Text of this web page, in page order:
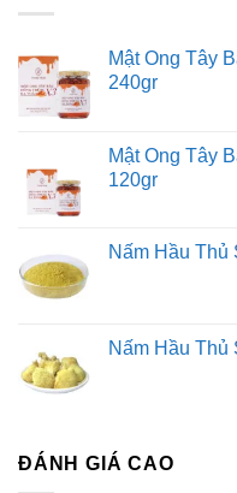
Languedoc Roussillon
Pyrenees
Đường hầm
rượu vang tuyệt vời .
được biết đến như một
bạn cần biết gì về The
có được rượu vang ngon?
Đây là một hướng dẫn
Julien Vaché, một
Roussillon, phác thảo.
tìm và nếu bạn đến
nghỉ ở xứ sở rượu vang.
Hướng dẫn về
Roussillon
Mật Ong Tây
240gr
Mật Ong Tây
120gr
Nấm Hầu Thủ
Nấm Hầu Thủ
ĐÁNH GIÁ CAO